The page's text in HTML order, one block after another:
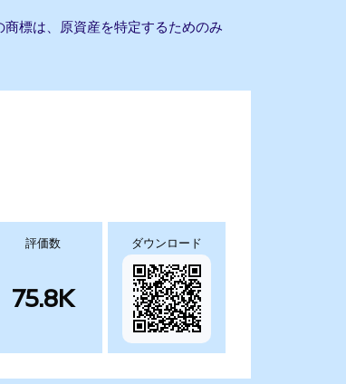
標は、原資産を特定するためのみ
評価数
75.8K
ダウンロード